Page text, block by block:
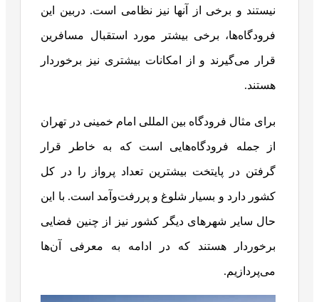
نیستند و برخی از آنها نیز نظامی‌ است. دربین این
فرودگاه‌ها، برخی بیشتر مورد استقبال مسافرین
قرار می‌گیرند و از امکانات بیشتری نیز برخوردار
هستند.
برای مثال فرودگاه بین المللی امام خمینی در تهران
از جمله فرودگاه‌هایی است که به خاطر قرار
گرفتن در پایتخت بیشترین تعداد پرواز را در کل
کشور دارد و بسیار شلوغ و پررفت‌وآمد است. با این
حال سایر شهرهای دیگر کشور نیز از چنین فضایی
برخوردار هستند که در ادامه به معرفی آن‌ها
می‌پردازیم.